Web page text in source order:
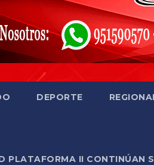
DEPORTE
PLATAFORMA II CONTINÚAN